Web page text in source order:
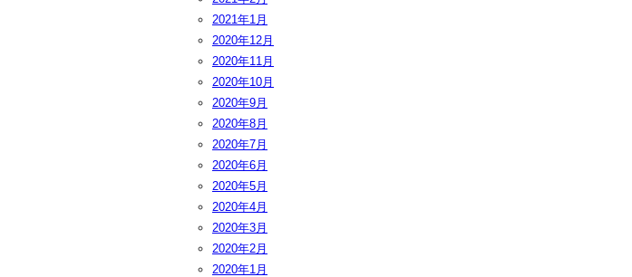
2021年1月
2020年12月
2020年11月
2020年10月
2020年9月
2020年8月
2020年7月
2020年6月
2020年5月
2020年4月
2020年3月
2020年2月
2020年1月